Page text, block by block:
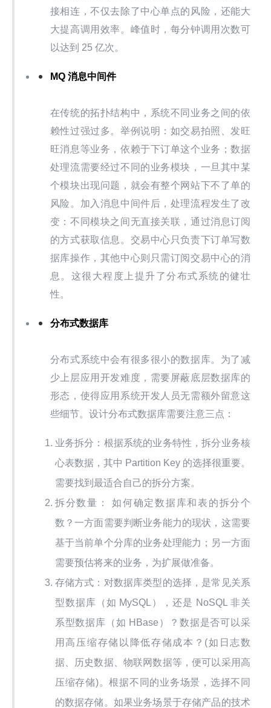
接相连，不仅去除了中心单点的风险，还能大
大提高调用效率。峰值时，每分钟调用次数可
以达到 25 亿次。
MQ 消息中间件
在传统的拓扑结构中，系统不同业务之间的依
赖性过强过多。举例说明：如交易拍照、发旺
旺消息等业务，依赖于下订单这个业务；数据
处理流需要经过不同的业务模块，一旦其中某
个模块出现问题，就会有整个网站下不了单的
风险。加入消息中间件后，处理流程发生了改
变：不同模块之间无直接关联，通过消息订阅
的方式获取信息。交易中心只负责下订单写数
据库操作，其他中心则只需订阅交易中心的消
息。这很大程度上提升了分布式系统的健壮
性。
分布式数据库
分布式系统中会有很多很小的数据库。为了减
少上层应用开发难度，需要屏蔽底层数据库的
形态，使得应用系统开发人员无需额外留意这
些细节。设计分布式数据库需要注意三点：
业务拆分：根据系统的业务特性，拆分业务核
心表数据，其中 Partition Key 的选择很重要。
需要找到最适合自己的拆分方案。
拆分数量： 如何确定数据库和表的拆分个
数？一方面需要判断业务能力的现状，这需要
基于当前单个分库的业务处理能力；另一方面
需要预估将来的业务，为扩展做准备。
存储方式：对数据库类型的选择，是常见关系
型数据库（如 MySQL），还是 NoSQL 非关
系型数据库（如 HBase）？数据是否可以采
用高压缩存储以降低存储成本？(如日志数
据、历史数据、物联网数据等，便可以采用高
压缩存储)。根据不同的业务场景，选择不同
的数据存储。如果业务场景于存储产品的技术